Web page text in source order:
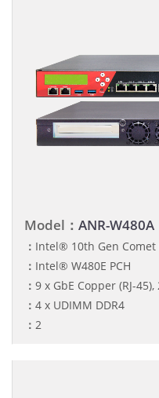
Model： ANR-W480A
： Intel® 10th Gen Comet
： Intel® W480E PCH
： 9 x GbE Copper (RJ-
： 4 x UDIMM DDR4
： 2